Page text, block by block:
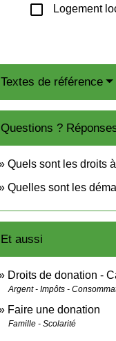
check_box_outline_blank Logement
Textes de référence
Questions ?
Quels sont les droits
Quelles sont les
Et aussi
Droits de donation -
Argent - Impôts -
Faire une donation
Famille - Scolarité